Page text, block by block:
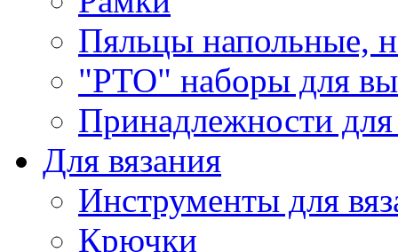
Пяльцы напольные,
"РТО" наборы для
Принадлежности
Для вязания
Инструменты для
Крючки